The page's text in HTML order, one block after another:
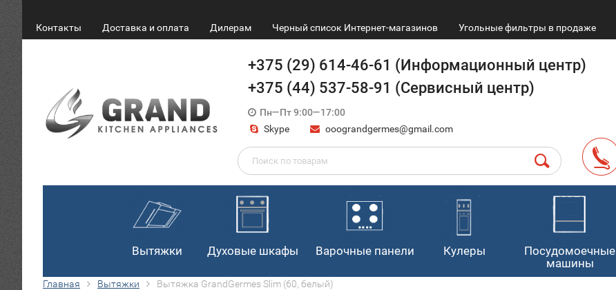
Контакты Доставка и оплата Дилерам Черный список Интернет-магазинов Угольные фильтры в продаже
+375 (29) 614-46-61 (Информационный центр)
+375 (44) 537-58-91 (Сервисный центр)
Пн—Пт 9:00—17:00
Skype
ooograndgermes@gmail.com
Вытяжки Духовые шкафы Варочные панели Кулеры
Посудомоечные
машины
Главная Вытяжки Вытяжка GrandGermes Slim (60, белый)